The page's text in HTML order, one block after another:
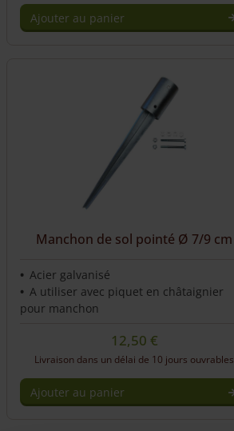
Ajouter au panier
Manchon de sol pointé Ø 7/9 cm
Acier galvanisé
A utiliser avec piquet en châtaignier
pour manchon
12,50 €
Livraison dans un délai de 10 jours ouvrables
Ajouter au panier